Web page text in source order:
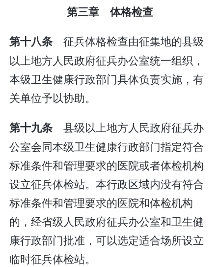
第三章 体格检查
第十八条 征兵体格检查由征集地的县级
以上地方人民政府征兵办公室统一组织，
本级卫生健康行政部门具体负责实施，有
关单位予以协助。
第十九条 县级以上地方人民政府征兵办
公室会同本级卫生健康行政部门指定符合
标准条件和管理要求的医院或者体检机构
设立征兵体检站。本行政区域内没有符合
标准条件和管理要求的医院和体检机构
的，经省级人民政府征兵办公室和卫生健
康行政部门批准，可以选定适合场所设立
临时征兵体检站。